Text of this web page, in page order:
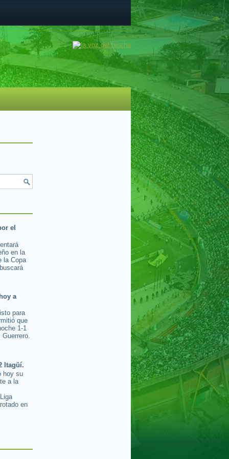
el
en la
la Copa
a
para
que
1-1
Itagüí.
hoy su
a la
en